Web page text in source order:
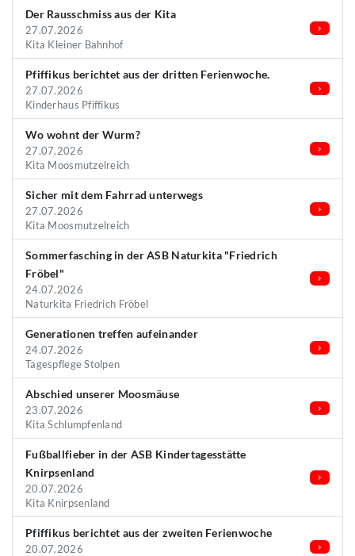
Der Rausschmiss aus der Kita
27.07.2026
Kita Kleiner Bahnhof
Pfiffikus berichtet aus der dritten Ferienwoche.
27.07.2026
Kinderhaus Pfiffikus
Wo wohnt der Wurm?
27.07.2026
Kita Moosmutzelreich
Sicher mit dem Fahrrad unterwegs
27.07.2026
Kita Moosmutzelreich
Sommerfasching in der ASB Naturkita "Friedrich
Fröbel"
24.07.2026
Naturkita Friedrich Fröbel
Generationen treffen aufeinander
24.07.2026
Tagespflege Stolpen
Abschied unserer Moosmäuse
23.07.2026
Kita Schlumpfenland
Fußballfieber in der ASB Kindertagesstätte
Knirpsenland
20.07.2026
Kita Knirpsenland
Pfiffikus berichtet aus der zweiten Ferienwoche
20.07.2026